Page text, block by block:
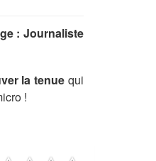
: Journaliste
la tenue qui
!